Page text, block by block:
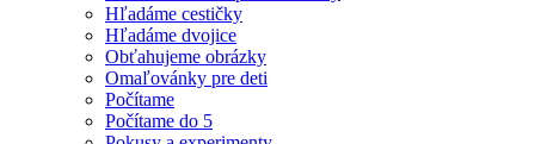
Hľadáme cestičky
Hľadáme dvojice
Obťahujeme obrázky
Omaľovánky pre deti
Počítame
Počítame do 5